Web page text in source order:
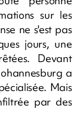
sur les
ne s'est pas
jours, une
Devant
a
Mais
par des